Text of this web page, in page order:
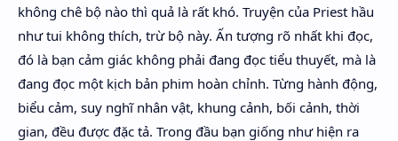
không chê bộ nào thì quả là rất khó. Truyện của Priest hầu
như tui không thích, trừ bộ này. Ấn tượng rõ nhất khi đọc,
đó là bạn cảm giác không phải đang đọc tiểu thuyết, mà là
đang đọc một kịch bản phim hoàn chỉnh. Từng hành động,
biểu cảm, suy nghĩ nhân vật, khung cảnh, bối cảnh, thời
gian, đều được đặc tả. Trong đầu bạn giống như hiện ra